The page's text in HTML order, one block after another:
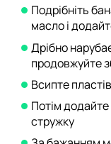
Подрібніть
масло і
Дрібно
продовжуйте
Всипте
Потім додайте
стружку